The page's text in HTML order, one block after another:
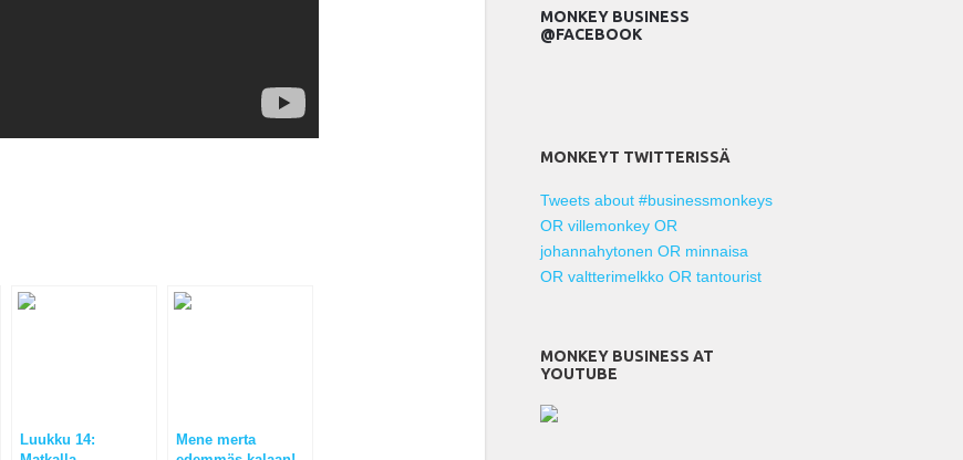
Luukku 14:
Mene merta
MONKEY BUSINESS
@FACEBOOK
MONKEYT TWITTERISSÄ
Tweets about #businessmonkeys
OR villemonkey OR
johannahytonen OR minnaisa
OR valtterimelkko OR tantourist
MONKEY BUSINESS AT
YOUTUBE